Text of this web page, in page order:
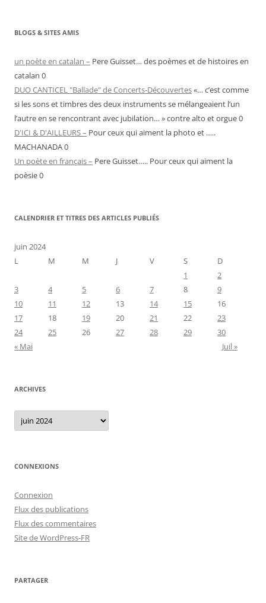
BLOGS & SITES AMIS
un poète en catalan – Pere Guisset… des poèmes et de histoires en
catalan 0
DUO CANTICEL "Ballade" de Concerts-Découvertes«… c’est comme
si les sons et timbres des deux instruments se mélangeaient l’un
l’autre en se rencontrant avec jubilation… » contre alto et orgue 0
D'ICI & D'AILLEURS – Pour ceux qui aiment la photo et …..
MACHANADA 0
Un poète en français – Pere Guisset….. Pour ceux qui aiment la
poèsie 0
CALENDRIER ET TITRES DES ARTICLES PUBLIÉS
juin 2024
L
M M J V S
D
1
2
3
4 5 6 7 8
9
10
11 12 13 14 15
16
17
18 19 20 21 22
23
24
25 26 27 28 29
30
« Mai
Juil »
ARCHIVES
Archives
CONNEXIONS
Connexion
Flux des publications
Flux des commentaires
Site de WordPress-FR
PARTAGER